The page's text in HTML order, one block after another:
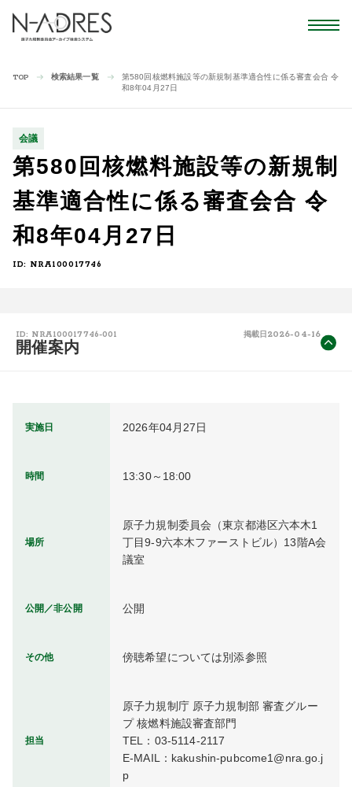
TOP 検索結果一覧
第580回核燃料施設等の新規制基準適合性に係る審査会合 令
和8年04月27日
会議
第580回核燃料施設等の新規制
基準適合性に係る審査会合 令
和8年04月27日
ID: NRA100017746
ID: NRA100017746-001 掲載日 2026-04-16
開催案内
実施日 2026年04月27日
時間 13:30～18:00
場所
原子力規制委員会（東京都港区六本木1
丁目9-9六本木ファーストビル）13階A会
議室
公開／非公開 公開
その他 傍聴希望については別添参照
担当
原子力規制庁 原子力規制部 審査グルー
プ 核燃料施設審査部門
TEL：03-5114-2117
E-MAIL：kakushin-pubcome1@nra.go.j
p